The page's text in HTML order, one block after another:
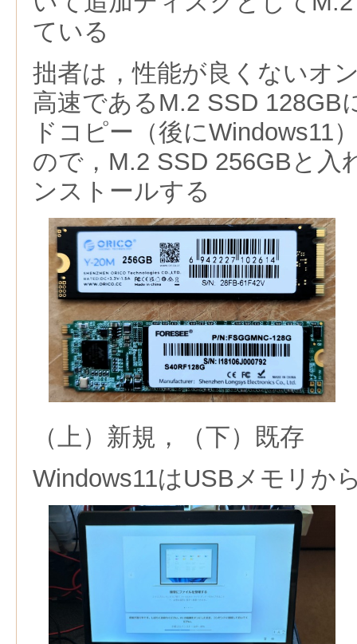
ている
拙者は，性能が良くないオ
高速であるM.2 SSD 128GB
ドコピー（後にWindows11
ので，M.2 SSD 256GBと入
ンストールする
（上）新規，（下）既存
Windows11はUSBメモリか